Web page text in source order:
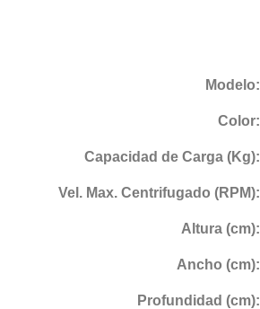
Modelo:
Color:
Capacidad de Carga (Kg):
Vel. Max. Centrifugado (RPM):
Altura (cm):
Ancho (cm):
Profundidad (cm):